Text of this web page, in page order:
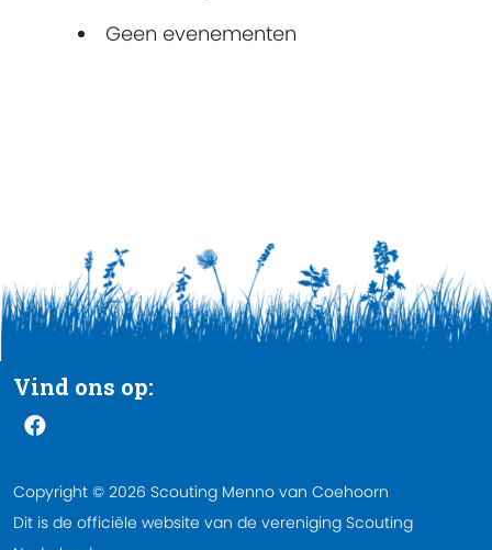
Geen evenementen
Vind ons op:
Copyright © 2026 Scouting Menno van Coehoorn
Dit is de officiële website van de vereniging Scouting